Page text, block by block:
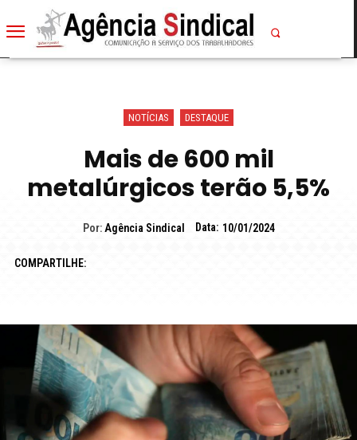
NOTÍCIAS DESTAQUE
Mais de 600 mil
metalúrgicos terão 5,5%
Por: Agência Sindical Data: 10/01/2024
COMPARTILHE: